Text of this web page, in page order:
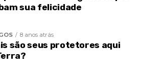
sua felicidade
8 anos atrás
são seus protetores aqui